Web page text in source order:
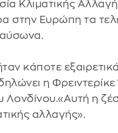
Κλιματικής
στην Ευρώπη τα
κάποτε
η Φρειντερίκε
η
αλλαγής».